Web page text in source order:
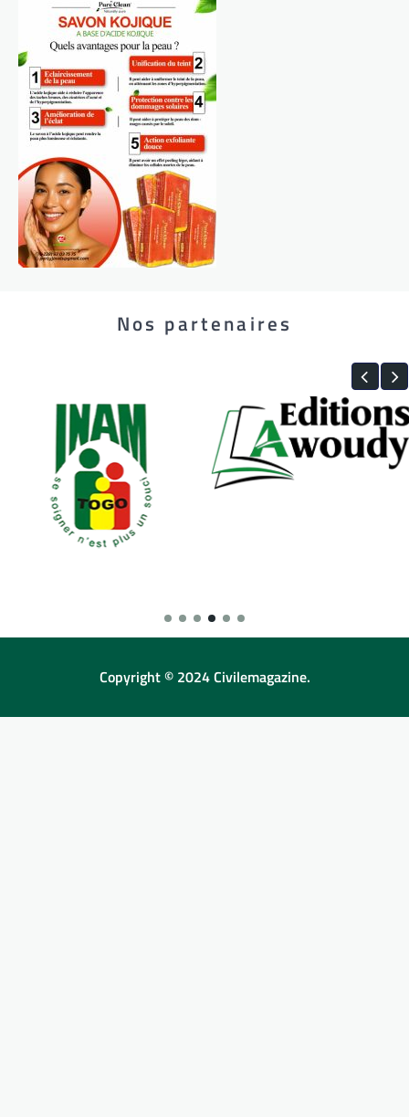
Nos partenaires
Copyright © 2024 Civilemagazine.